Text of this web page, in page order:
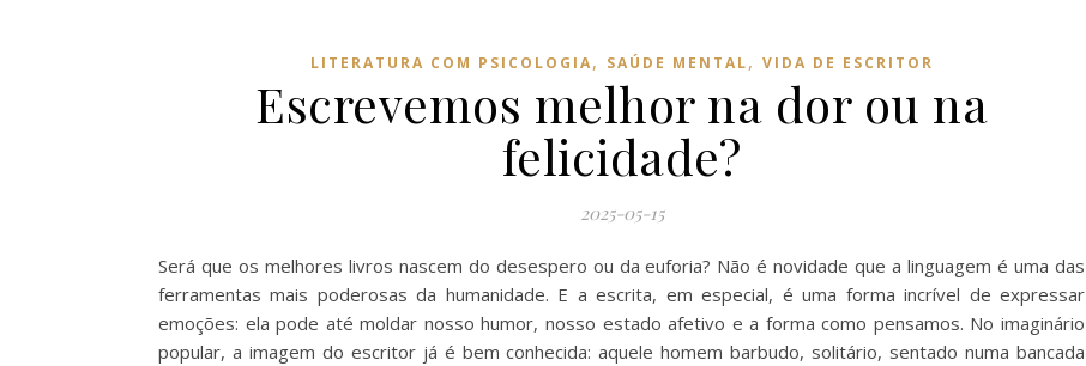
LITERATURA COM PSICOLOGIA, SAÚDE MENTAL, VIDA DE ESCRITOR
Escrevemos melhor na dor ou na
felicidade?
2025-05-15
Será que os melhores livros nascem do desespero ou da euforia? Não é novidade que a linguagem é uma das
ferramentas mais poderosas da humanidade. E a escrita, em especial, é uma forma incrível de expressar
emoções: ela pode até moldar nosso humor, nosso estado afetivo e a forma como pensamos. No imaginário
popular, a imagem do escritor já é bem conhecida: aquele homem barbudo, solitário, sentado numa bancada